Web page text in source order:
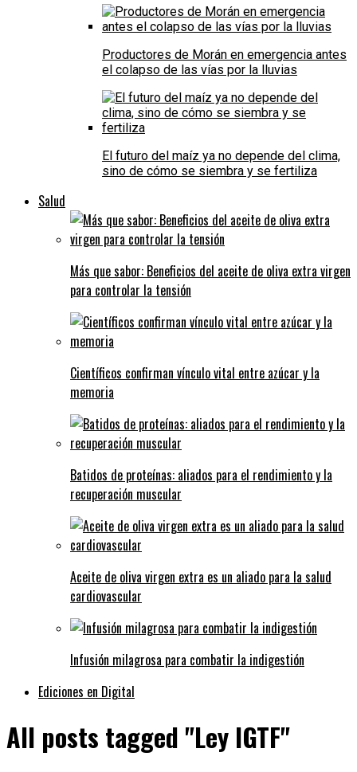
Productores de Morán en emergencia antes
el colapso de las vías por la lluvias
El futuro del maíz ya no depende del clima,
sino de cómo se siembra y se fertiliza
Salud
Más que sabor: Beneficios del aceite de oliva extra virgen
para controlar la tensión
Científicos confirman vínculo vital entre azúcar y la
memoria
Batidos de proteínas: aliados para el rendimiento y la
recuperación muscular
Aceite de oliva virgen extra es un aliado para la salud
cardiovascular
Infusión milagrosa para combatir la indigestión
Ediciones en Digital
All posts tagged "Ley IGTF"